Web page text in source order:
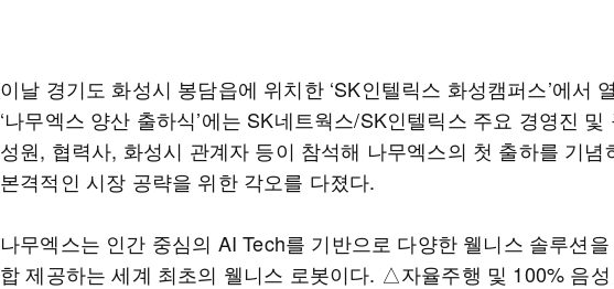
이날 경기도 화성시 봉담읍에 위치한 ‘SK인텔릭스 화성캠퍼스’에서
‘나무엑스 양산 출하식’에는 SK네트웍스/SK인텔릭스 주요 경영진 및
성원, 협력사, 화성시 관계자 등이 참석해 나무엑스의 첫 출하를 기념
본격적인 시장 공략을 위한 각오를 다졌다.
나무엑스는 인간 중심의 AI Tech를 기반으로 다양한 웰니스 솔루션을
합 제공하는 세계 최초의 웰니스 로봇이다. △자율주행 및 100% 음성